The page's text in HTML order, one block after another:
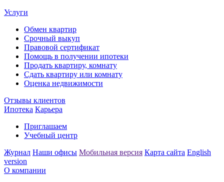
Услуги
Обмен квартир
Срочный выкуп
Правовой сертификат
Помощь в получении ипотеки
Продать квартиру, комнату
Сдать квартиру или комнату
Оценка недвижимости
Отзывы клиентов
Ипотека Карьера
Приглашаем
Учебный центр
Журнал Наши офисы Мобильная версия Карта сайта English
version
О компании